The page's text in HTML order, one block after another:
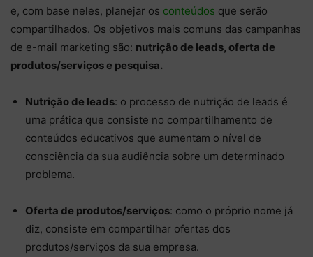
e, com base neles, planejar os conteúdos que serão
compartilhados. Os objetivos mais comuns das campanhas
de e-mail marketing são: nutrição de leads, oferta de
produtos/serviços e pesquisa.
Nutrição de leads: o processo de nutrição de leads é
uma prática que consiste no compartilhamento de
conteúdos educativos que aumentam o nível de
consciência da sua audiência sobre um determinado
problema.
Oferta de produtos/serviços: como o próprio nome já
diz, consiste em compartilhar ofertas dos
produtos/serviços da sua empresa.